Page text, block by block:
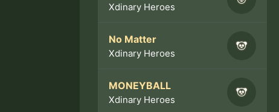
Xdinary Heroes
No Matter
Xdinary Heroes
MONEYBALL
Xdinary Heroes